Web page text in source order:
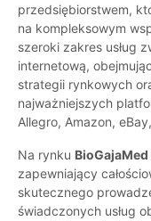
przedsiębiorstwem,
na kompleksowym
szeroki zakres usług
internetową,
strategii rynkowych
najważniejszych
Allegro, Amazon,
Na rynku BioGajaMed
zapewniający
skutecznego
świadczonych usług